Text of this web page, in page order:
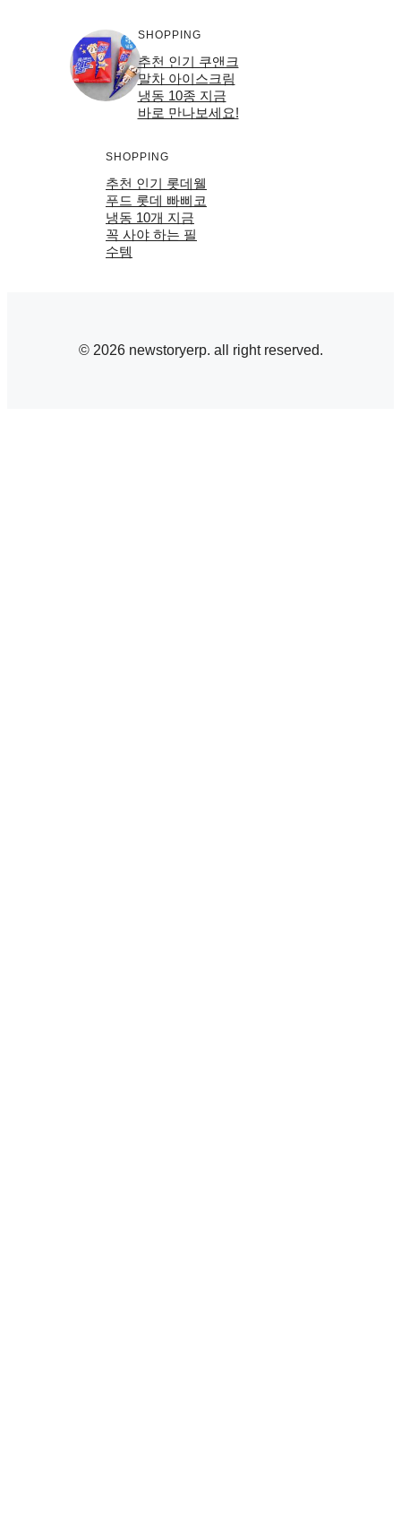
SHOPPING
추천 인기 쿠앤크
말차 아이스크림
냉동 10종 지금
바로 만나보세요!
SHOPPING
추천 인기 롯데웰
푸드 롯데 빠삐코
냉동 10개 지금
꼭 사야 하는 필
수템
© 2026 newstoryerp. all right reserved.